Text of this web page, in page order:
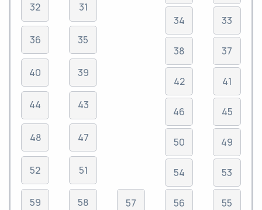
32
36
40
44
48
52
59
31
35
39
43
47
51
58 57
34
38
42
46
50
54
56
33
37
41
45
49
53
55